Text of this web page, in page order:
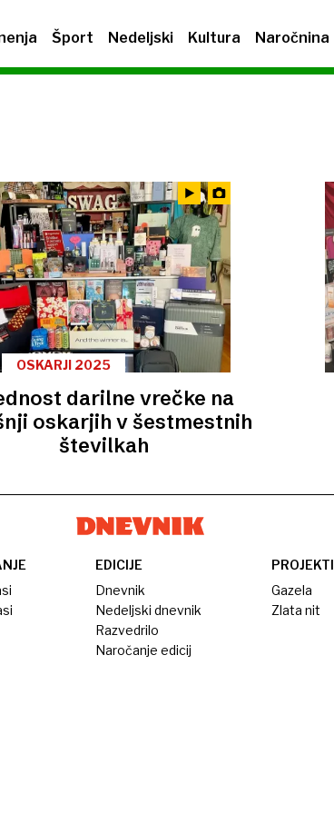
Šport Nedeljski Kultura Naročnina
OSKARJI 2025
darilne vrečke na
oskarjih v šestmestnih
številkah
EDICIJE
Dnevnik
Nedeljski dnevnik
Razvedrilo
Naročanje edicij
PROJEKTI
Gazela
Zlata nit